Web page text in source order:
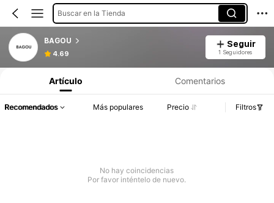
Buscar en la Tienda
BAGOU
4.69
Seguir
1 Seguidores
Artículo Comentarios
Recomendados Más populares Precio Filtros
No hay coincidencias
Por favor inténtelo de nuevo.